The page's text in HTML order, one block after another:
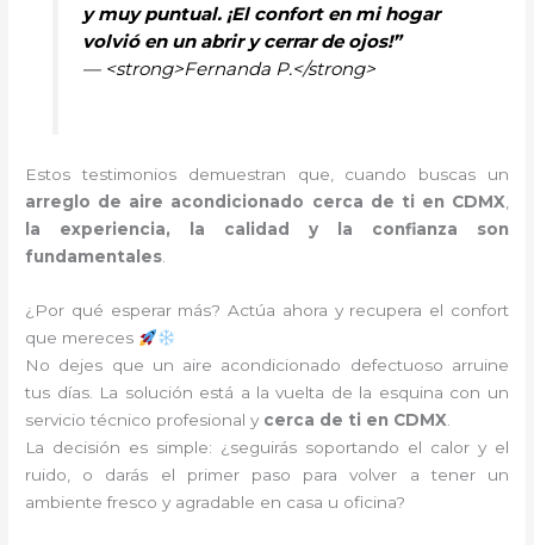
y muy puntual. ¡El confort en mi hogar
volvió en un abrir y cerrar de ojos!”
— <strong>Fernanda P.</strong>
Estos testimonios demuestran que, cuando buscas un
arreglo de aire acondicionado cerca de ti en CDMX,
la experiencia, la calidad y la confianza son
fundamentales.
¿Por qué esperar más? Actúa ahora y recupera el confort
que mereces
No dejes que un aire acondicionado defectuoso arruine
tus días. La solución está a la vuelta de la esquina con un
servicio técnico profesional y cerca de ti en CDMX.
La decisión es simple: ¿seguirás soportando el calor y el
ruido, o darás el primer paso para volver a tener un
ambiente fresco y agradable en casa u oficina?